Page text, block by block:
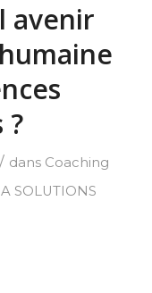
avenir
?
/ dans Coaching
SOLUTIONS